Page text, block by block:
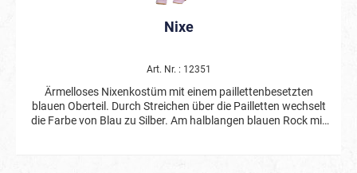
Nixe
Art. Nr. : 12351
Ärmelloses Nixenkostüm mit einem paillettenbesetzten
blauen Oberteil. Durch Streichen über die Pailletten wechselt
die Farbe von Blau zu Silber. Am halblangen blauen Rock mit